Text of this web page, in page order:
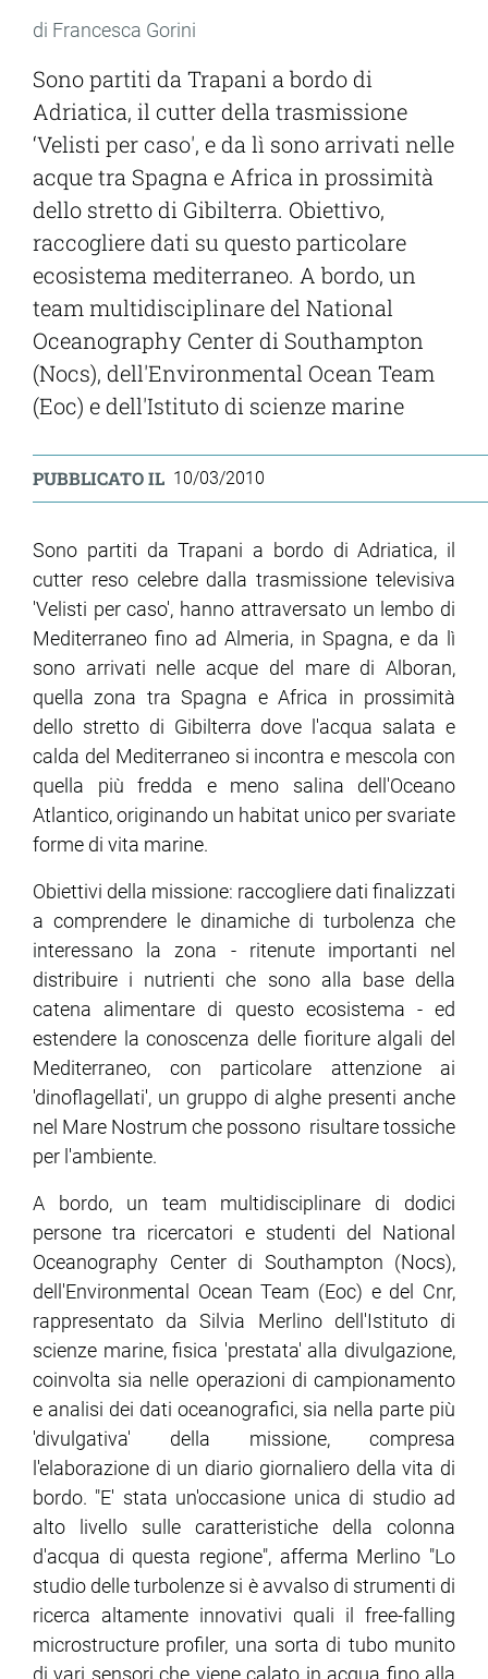
di Francesca Gorini
Sono partiti da Trapani a bordo di
Adriatica, il cutter della trasmissione
‘Velisti per caso', e da lì sono arrivati nelle
acque tra Spagna e Africa in prossimità
dello stretto di Gibilterra. Obiettivo,
raccogliere dati su questo particolare
ecosistema mediterraneo. A bordo, un
team multidisciplinare del National
Oceanography Center di Southampton
(Nocs), dell'Environmental Ocean Team
(Eoc) e dell'Istituto di scienze marine
PUBBLICATO IL 10/03/2010
Sono partiti da Trapani a bordo di Adriatica, il
cutter reso celebre dalla trasmissione televisiva
'Velisti per caso', hanno attraversato un lembo di
Mediterraneo fino ad Almeria, in Spagna, e da lì
sono arrivati nelle acque del mare di Alboran,
quella zona tra Spagna e Africa in prossimità
dello stretto di Gibilterra dove l'acqua salata e
calda del Mediterraneo si incontra e mescola con
quella più fredda e meno salina dell'Oceano
Atlantico, originando un habitat unico per svariate
forme di vita marine.
Obiettivi della missione: raccogliere dati finalizzati
a comprendere le dinamiche di turbolenza che
interessano la zona - ritenute importanti nel
distribuire i nutrienti che sono alla base della
catena alimentare di questo ecosistema - ed
estendere la conoscenza delle fioriture algali del
Mediterraneo, con particolare attenzione ai
'dinoflagellati', un gruppo di alghe presenti anche
nel Mare Nostrum che possono risultare tossiche
per l'ambiente.
A bordo, un team multidisciplinare di dodici
persone tra ricercatori e studenti del National
Oceanography Center di Southampton (Nocs),
dell'Environmental Ocean Team (Eoc) e del Cnr,
rappresentato da Silvia Merlino dell'Istituto di
scienze marine, fisica 'prestata' alla divulgazione,
coinvolta sia nelle operazioni di campionamento
e analisi dei dati oceanografici, sia nella parte più
'divulgativa' della missione, compresa
l'elaborazione di un diario giornaliero della vita di
bordo. "E' stata un'occasione unica di studio ad
alto livello sulle caratteristiche della colonna
d'acqua di questa regione", afferma Merlino "Lo
studio delle turbolenze si è avvalso di strumenti di
ricerca altamente innovativi quali il free-falling
microstructure profiler, una sorta di tubo munito
di vari sensori che viene calato in acqua fino alla